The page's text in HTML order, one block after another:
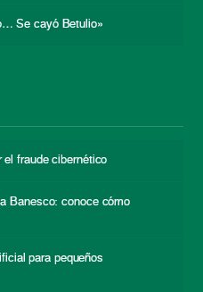
Se cayó Betulio»
el fraude cibernético
Banesco: conoce cómo
para pequeños